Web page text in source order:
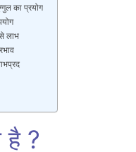
का प्रयोग
लाभ
है ?